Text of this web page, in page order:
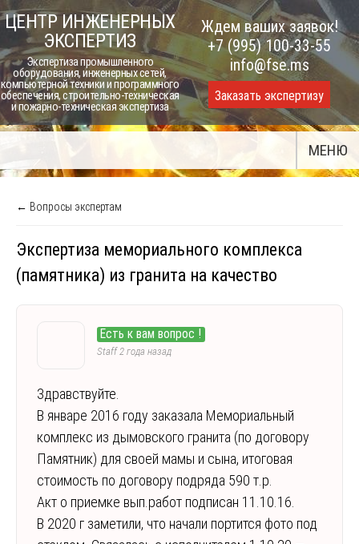
Skip
to
content
ЦЕНТР ИНЖЕНЕРНЫХ
ЭКСПЕРТИЗ
Экспертиза промышленного
оборудования, инженерных сетей,
компьютерной техники и программного
обеспечения, строительно-техническая
и пожарно-техническая экспертиза
Ждем ваших заявок!
+7 (995) 100-33-55
info@fse.ms
Заказать экспертизу
МЕНЮ
← Вопросы экспертам
Экспертиза мемориального комплекса
(памятника) из гранита на качество
Есть к вам вопрос !
Staff2 года назад
Здравствуйте.
В январе 2016 году заказала Мемориальный
комплекс из дымовского гранита (по договору
Памятник) для своей мамы и сына, итоговая
стоимость по договору подряда 590 т.р.
Акт о приемке вып.работ подписан 11.10.16.
В 2020 г заметили, что начали портится фото под